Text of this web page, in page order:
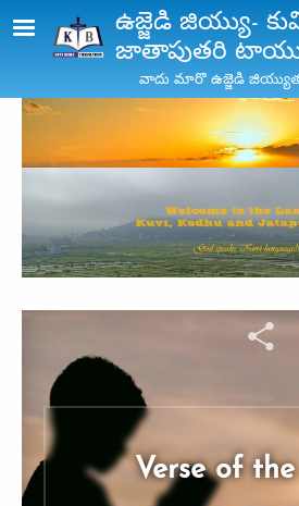
Skip to main content
ఉజ్జెడి జియ్యు-
జాతాపుతరి
వాదు మారొ ఉజ్జెడి
Verse of